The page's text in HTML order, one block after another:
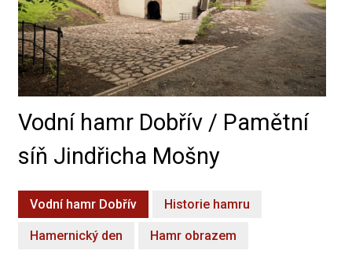
Vodní hamr Dobřív / Pamětní
síň Jindřicha Mošny
Vodní hamr Dobřív Historie hamru
Hamernický den Hamr obrazem